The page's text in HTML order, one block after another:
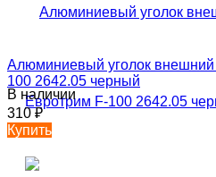
Алюминиевый уголок внешний
100 2642.05 черный
В наличии
310₽
Купить